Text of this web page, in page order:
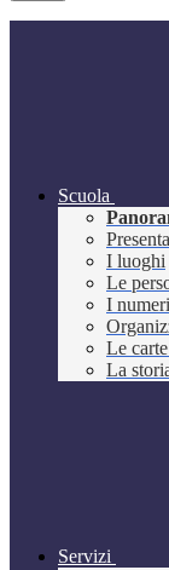
Scuola
I luoghi
Le
I
Le
La
Servizi